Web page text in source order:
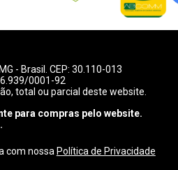
MG - Brasil. CEP: 30.110-013
0001-92
total ou parcial deste website.
para compras pelo website.
com nossa Política de Privacidade